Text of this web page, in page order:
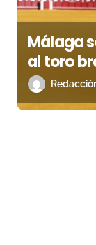
Málaga
al toro